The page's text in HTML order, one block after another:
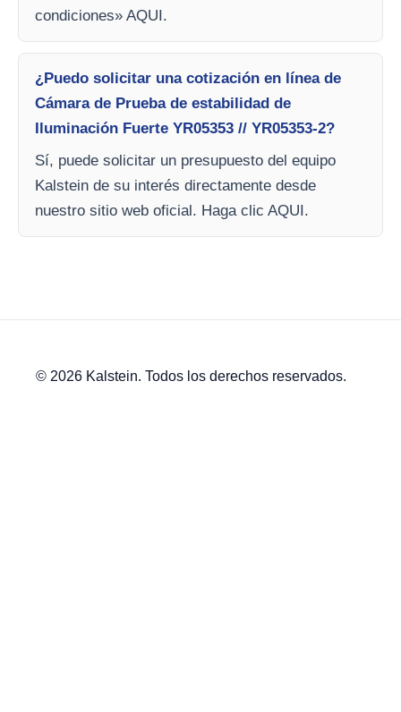
condiciones» AQUI.
¿Puedo solicitar una cotización en línea de
Cámara de Prueba de estabilidad de
Iluminación Fuerte YR05353 // YR05353-2?
Sí, puede solicitar un presupuesto del equipo
Kalstein de su interés directamente desde
nuestro sitio web oficial. Haga clic AQUI.
© 2026 Kalstein. Todos los derechos reservados.